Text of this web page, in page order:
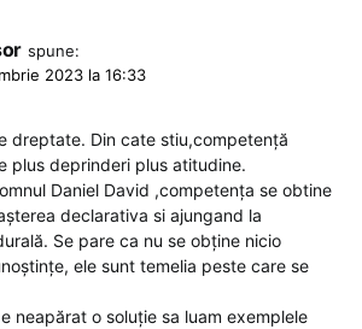
spune:
2023 la 16:33
dreptate. Din cate stiu,competență
plus deprinderi plus atitudine.
Daniel David ,competența se obtine
declarativa si ajungand la
Se pare ca nu se obține nicio
ele sunt temelia peste care se
neapărat o soluție sa luam exemplele